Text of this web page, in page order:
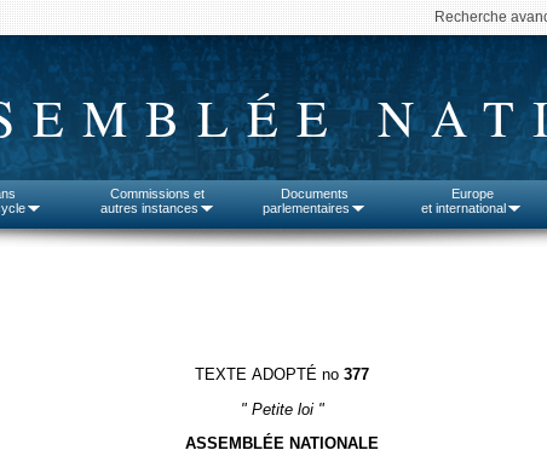
Recherche
Commissions et
autres instances
Documents
parlementaires
Europe
et international
TEXTE ADOPTÉ no 377
" Petite loi "
ASSEMBLÉE NATIONALE